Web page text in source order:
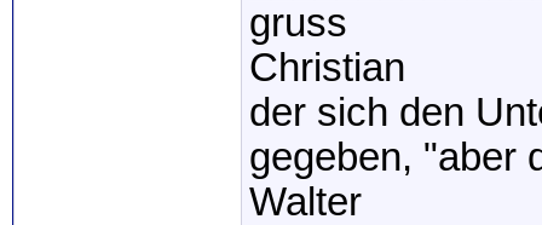
gruss
Christian
der sich den
gegeben, "aber
Walter